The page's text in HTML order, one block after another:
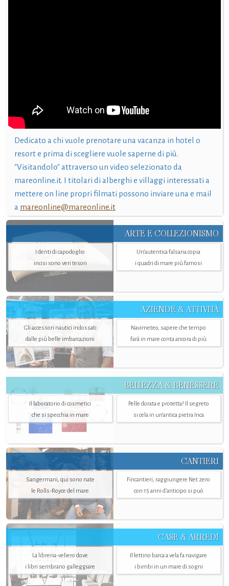
Dedicato a chi vuole prenotare una vacanza in hotel o
resort e prima di scegliere vuole saperne di più.
"Visitandolo" attraverso un video selezionato da
mareonline.it. I titolari di alberghi e villaggi interessati a
mettere on line propri filmati possono inviare una e mail
a mareonline@mareonline.it
ARTE E COLLEZIONISMO
I denti di capodoglio
incisi sono veri tesori
Un’autentica falsaria copia
i quadri di mare più famosi
AZIENDE & ATTIVITÀ
Gli accessori nautici indossati
dalle più belle imbarcazioni
Navimeteo, sapere che tempo
farà in mare conta ancora di più
BELLEZZA & BENESSERE
Il laboratorio di cosmetici
che si specchia in mare
Pelle dorata e protetta? Il segreto
si cela in un’antica pietra Inca
CANTIERI
Sangermani, qui sono nate
le Rolls-Royce del mare
Fincantieri, raggiungere Net zero
con 15 anni d'anticipo si può
CASE & ARREDI
La libreria-veliero dove
i libri sembrano galleggiare
Il lettino barca a vela fa navigare
i bimbi in un mare di sogni